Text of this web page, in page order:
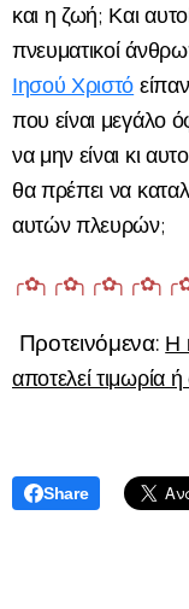
και η ζωή; Και
πνευματικοί
Ιησού Χριστό
που είναι μεγάλο
να μην είναι κι
θα πρέπει να
αυτών πλευρών;
Προτεινόμενα: Η
αποτελεί τιμωρία
Share